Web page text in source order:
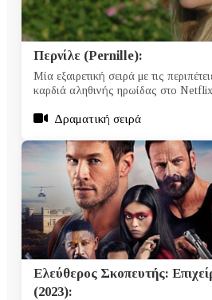
Περνίλε (Pernille):
Μία εξαιρετική σειρά με τις
καρδιά αληθινής ηρωίδας στο
Δραματική σειρά
Ελεύθερος Σκοπευτής:
(2023):